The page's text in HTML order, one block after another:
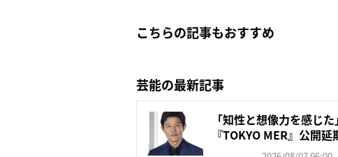
こちらの記事もおすすめ
芸能の最新記事
「知性と想像力を感じ
『TOKYO MER』公開